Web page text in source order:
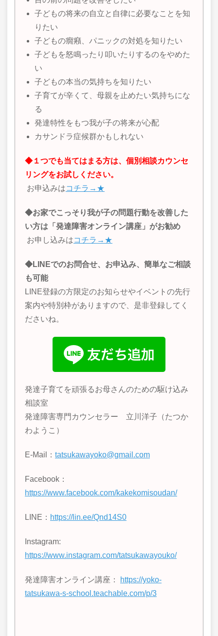
子どもの将来の自立と自律に必要なことを知
りたい
子どもの癇癪、パニックの対処を知りたい
子どもを怒鳴ったり叩いたりするのをやめた
い
子どもの本当の気持ちを知りたい
子育てが辛くて、母親を止めたい気持ちにな
る
発達特性をもつ我が子の将来が心配
カサンドラ症候群かもしれない
◆１つでも当てはまる方は、個別相談カウンセ
リングをお試しください。
お申込みはコチラ→★
◆お家でこっそり我が子の問題行動を改善した
い方は「発達障害オンライン講座」がお勧め
お申し込みはコチラ→★
◆LINEでのお問合せ、お申込み、簡単なご相談
も可能
LINE登録の方限定のお知らせやイベントの先行
案内や特別枠がありますので、是非登録してく
ださいね。
発達子育てを頑張るお母さんのための駆け込み
相談室
発達障害専門カウンセラー 立川洋子（たつか
わようこ）
E-Mail： tatsukawayoko@gmail.com
Facebook：
https://www.facebook.com/kakekomisoudan/
LINE ： https://lin.ee/Qnd14S0
Instagram:
https://www.instagram.com/tatsukawayouko/
発達障害オンライン講座：
https://yoko-
tatsukawa-s-school.teachable.com/p/3